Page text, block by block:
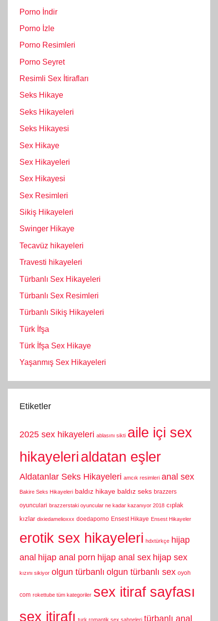
Porno İndir
Porno İzle
Porno Resimleri
Porno Seyret
Resimli Sex İtirafları
Seks Hikaye
Seks Hikayeleri
Seks Hikayesi
Sex Hikaye
Sex Hikayeleri
Sex Hikayesi
Sex Resimleri
Sikiş Hikayeleri
Swinger Hikaye
Tecavüz hikayeleri
Travesti hikayeleri
Türbanlı Sex Hikayeleri
Türbanlı Sex Resimleri
Türbanlı Sikiş Hikayeleri
Türk İfşa
Türk İfşa Sex Hikaye
Yaşanmış Sex Hikayeleri
Etiketler
2025 sex hikayeleri ablasını sikti aile içi sex
hikayelerialdatan eşler
Aldatanlar Seks Hikayeleri amcık resimleri anal sex
Bakire Seks Hikayeleri baldız hikaye baldız seks brazzers
oyunculari brazzerstaki oyuncular ne kadar kazanıyor 2018 cıplak
kızlar dixiedamelioxxx doedaporno Ensest Hikaye Ensest Hikayeler
erotik sex hikayeleri hdxtürkçe hijap
anal hijap anal porn hijap anal sex hijap sex
kızını sikiyor olgun türbanlı olgun türbanlı sex oyoh
com rokettube tüm kategoriler sex itiraf sayfası
sex itirafı turk romantik sex sahneleri türbanlı anal